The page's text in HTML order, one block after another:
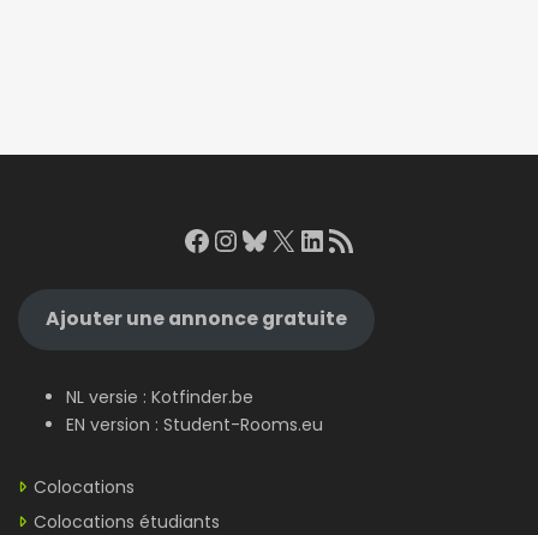
Facebook
Instagram
Bluesky
X LinkedIn
RSS Feed
Ajouter une annonce gratuite
NL versie : Kotfinder.be
EN version : Student-Rooms.eu
Colocations
Colocations étudiants